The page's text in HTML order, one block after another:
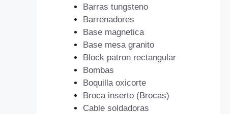
Barras tungsteno
Barrenadores
Base magnetica
Base mesa granito
Block patron rectangular
Bombas
Boquilla oxicorte
Broca inserto (Brocas)
Cable soldadoras